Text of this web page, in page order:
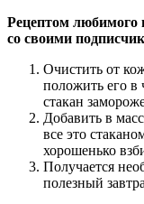
Рецептом любимого
со своими
Очистить от
положить его в
стакан
Добавить в
все это
хорошенько
Получается
полезный